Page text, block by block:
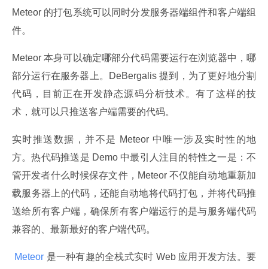
Meteor 的打包系统可以同时分发服务器端组件和客户端组
件。
Meteor 本身可以确定哪部分代码需要运行在浏览器中，哪
部分运行在服务器上。DeBergalis 提到，为了更好地分割
代码，目前正在开发静态源码分析技术。有了这样的技
术，就可以只推送客户端需要的代码。
实时推送数据，并不是 Meteor 中唯一涉及实时性的地
方。热代码推送是 Demo 中最引人注目的特性之一是：不
管开发者什么时候保存文件，Meteor 不仅能自动地重新加
载服务器上的代码，还能自动地将代码打包，并将代码推
送给所有客户端，确保所有客户端运行的是与服务端代码
兼容的、最新最好的客户端代码。
Meteor 是一种有趣的全栈式实时 Web 应用开发方法。要